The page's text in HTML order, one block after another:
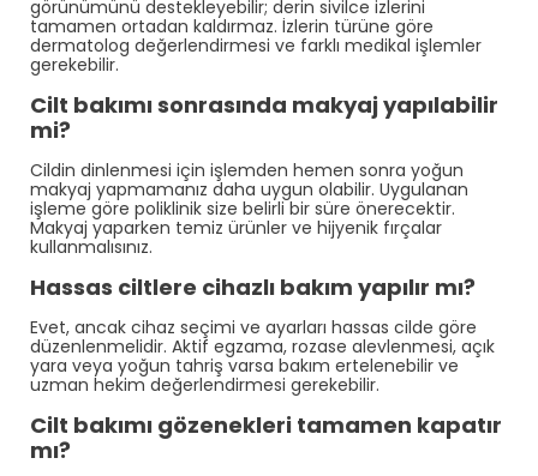
görünümünü destekleyebilir; derin sivilce izlerini
tamamen ortadan kaldırmaz. İzlerin türüne göre
dermatolog değerlendirmesi ve farklı medikal işlemler
gerekebilir.
Cilt bakımı sonrasında makyaj yapılabilir
mi?
Cildin dinlenmesi için işlemden hemen sonra yoğun
makyaj yapmamanız daha uygun olabilir. Uygulanan
işleme göre poliklinik size belirli bir süre önerecektir.
Makyaj yaparken temiz ürünler ve hijyenik fırçalar
kullanmalısınız.
Hassas ciltlere cihazlı bakım yapılır mı?
Evet, ancak cihaz seçimi ve ayarları hassas cilde göre
düzenlenmelidir. Aktif egzama, rozase alevlenmesi, açık
yara veya yoğun tahriş varsa bakım ertelenebilir ve
uzman hekim değerlendirmesi gerekebilir.
Cilt bakımı gözenekleri tamamen kapatır
mı?